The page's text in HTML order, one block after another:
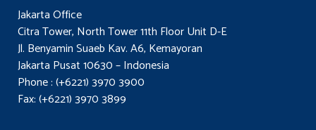
Jakarta Office
Citra Tower, North Tower 11th Floor Unit D-E
Jl. Benyamin Suaeb Kav. A6, Kemayoran
Jakarta Pusat 10630 – Indonesia
Phone : (+6221) 3970 3900
Fax: (+6221) 3970 3899